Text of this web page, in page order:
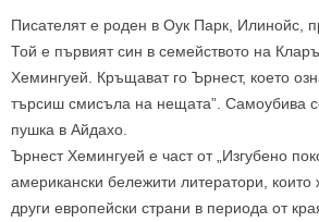
Писателят е роден в Оук Парк, Илинойс,
Той е първият син в семейството на
Хемингуей. Кръщават го Ърнест, което
търсиш смисъла на нещата”. Самоубива
пушка в Айдахо.
Ърнест Хемингуей e част от „Изгубено
американски бележити литератори,
други европейски страни в периода от